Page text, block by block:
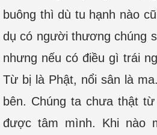
buông thì dù tu hạnh nào
dụ có người thương chúng
nhưng nếu có điều gì trái
Từ bị là Phật, nổi sân là
bên. Chúng ta chưa thật
được tâm mình. Khi nào